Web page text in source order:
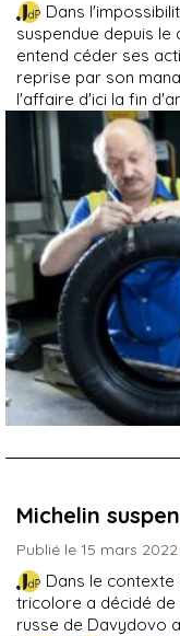
Dans
suspendue depuis le
entend céder ses
reprise par son
l'affaire d'ici la fin
Michelin
Publié le 15 mars 2022
Dans le
tricolore a décidé
russe de Davydovo